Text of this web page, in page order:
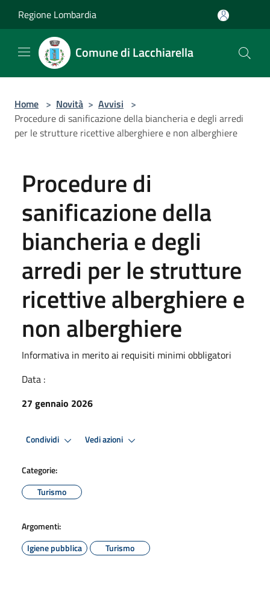
Regione Lombardia
Comune di Lacchiarella
Home > Novità > Avvisi >
Procedure di sanificazione della biancheria e degli arredi
per le strutture ricettive alberghiere e non alberghiere
Procedure di
sanificazione della
biancheria e degli
arredi per le strutture
ricettive alberghiere e
non alberghiere
Informativa in merito ai requisiti minimi obbligatori
Data :
27 gennaio 2026
Condividi Vedi azioni
Categorie:
Turismo
Argomenti:
Igiene pubblica
Turismo